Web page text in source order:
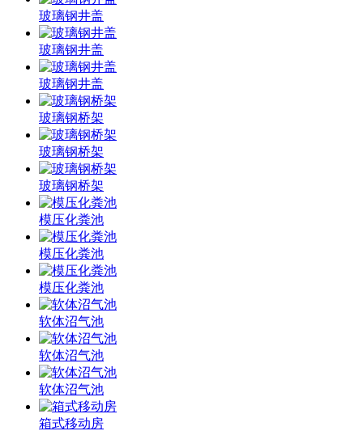
玻璃钢井盖
玻璃钢井盖
玻璃钢井盖
玻璃钢桥架
玻璃钢桥架
玻璃钢桥架
模压化粪池
模压化粪池
模压化粪池
软体沼气池
软体沼气池
软体沼气池
箱式移动房